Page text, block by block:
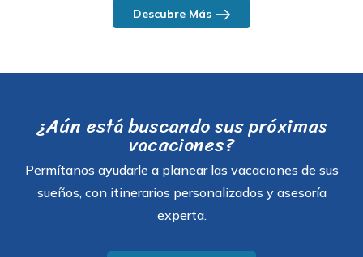
Descubre Más
¿Aún está buscando sus próximas
vacaciones?
Permítanos ayudarle a planear las vacaciones de sus
sueños, con itinerarios personalizados y asesoría
experta.